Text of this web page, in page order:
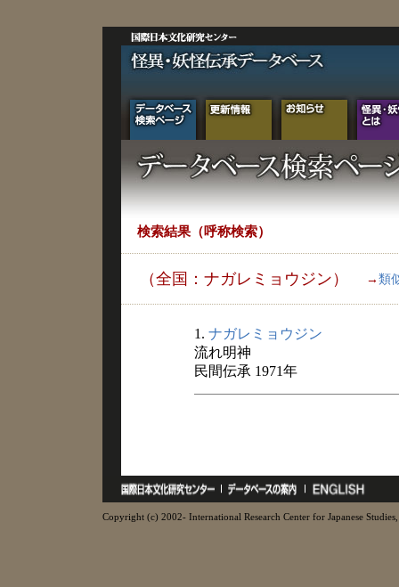
検索結果（呼称検索）
（全国：ナガレミョウジン） → 類
1. ナガレミョウジン
流れ明神
民間伝承 1971年
Copyright (c) 2002- International Research Center for Japanese